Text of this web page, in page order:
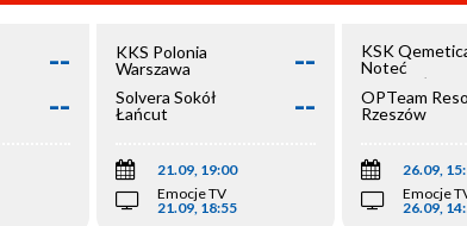
--
--
KKS Polonia
Warszawa
--
Solvera Sokół
Łańcut
--
21.09, 19:00
Emocje TV
21.09, 18:55
KSK
Noteć
Inowrocław
OPTeam
Rzeszów
26.09,
Emocje
26.09,